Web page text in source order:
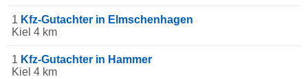
1 Kfz-Gutachter in Elmschenhagen
Kiel 4 km
1 Kfz-Gutachter in Hammer
Kiel 4 km